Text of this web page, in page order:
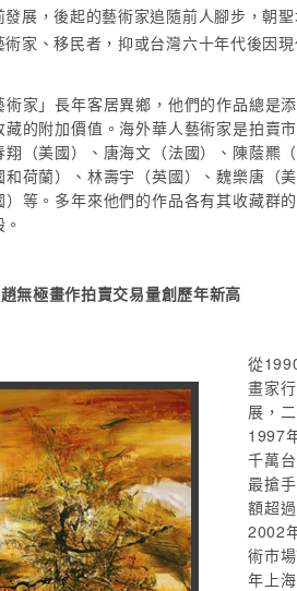
展，後起的藝術家追隨前人腳步，朝
家、移民者，抑或台灣六十年代後因
術家」長年客居異鄉，他們的作品總
藏的附加價值。海外華人藝術家是拍賣
翔（美國）、唐海文（法國）、陳蔭羆
和荷蘭）、林壽宇（英國）、魏樂唐（
）等。多年來他們的作品各有其收藏群
無極畫作拍賣交易量創歷年新高
從
畫家
展，
1997
千萬
最搶
額超
2002
術市
年上